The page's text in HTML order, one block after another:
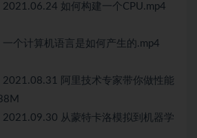
如何构建一个CPU.mp4
个计算机语言是如何产生的.mp4
阿里技术专家带你做性能
从蒙特卡洛模拟到机器学